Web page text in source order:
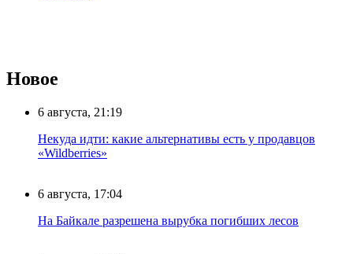
Новое
6 августа, 21:19
Некуда идти: какие альтернативы есть у продавцов
«Wildberries»
6 августа, 17:04
На Байкале разрешена вырубка погибших лесов